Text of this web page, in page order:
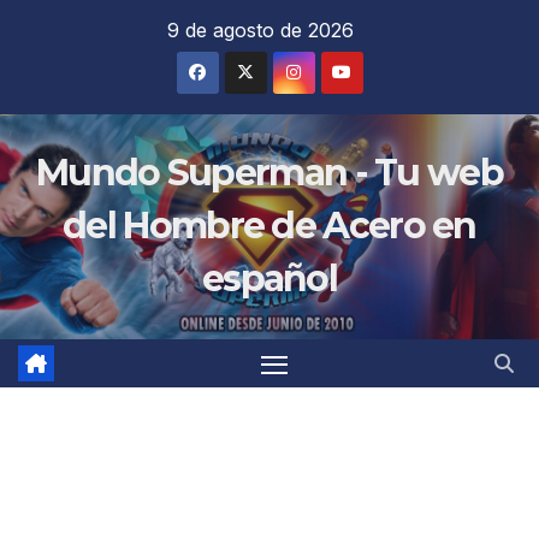
9 de agosto de 2026
Mundo Superman - Tu web
del Hombre de Acero en
español